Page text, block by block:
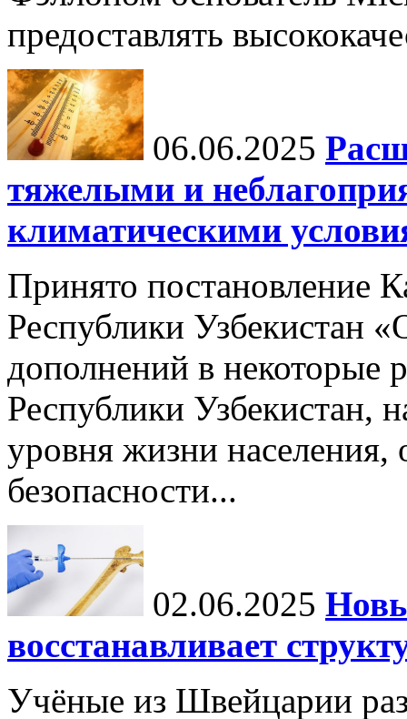
предоставлять
06.06.2025
тяжелыми и
климатическими
Принято постановление
Республики Узбекистан
дополнений в некоторые
Республики Узбекистан,
уровня жизни населения,
безопасности...
02.06.2025
восстанавливает
Учёные из Швейцарии